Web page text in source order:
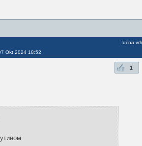
Okt 2024 18:52
Idi na vrh
1